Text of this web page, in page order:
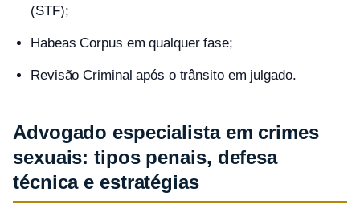
(STF);
Habeas Corpus em qualquer fase;
Revisão Criminal após o trânsito em julgado.
Advogado especialista em crimes
sexuais: tipos penais, defesa
técnica e estratégias